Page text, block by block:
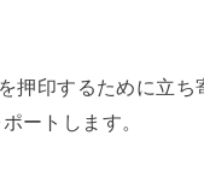
押印するために立
ートします。